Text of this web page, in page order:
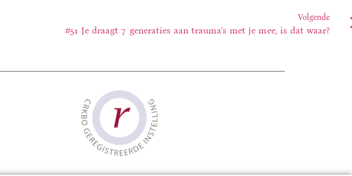
Volgende
#51 Je draagt 7 generaties aan trauma’s met je mee, is dat waar?